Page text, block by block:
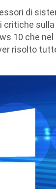
di
critiche
10 che
risolto